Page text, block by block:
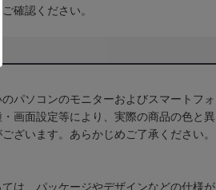
ご確認ください。
パソコンのモニターおよびスマートフォ
画面設定等により、実際の商品の色と異
ざいます。あらかじめご了承ください。
は、パッケージやデザインなどの仕様が